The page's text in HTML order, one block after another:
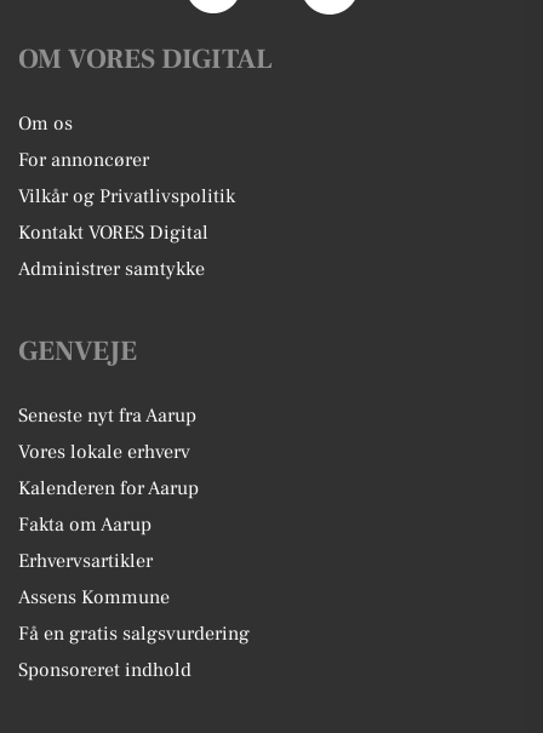
OM VORES DIGITAL
Om os
For annoncører
Vilkår og Privatlivspolitik
Kontakt VORES Digital
Administrer samtykke
GENVEJE
Seneste nyt fra Aarup
Vores lokale erhverv
Kalenderen for Aarup
Fakta om Aarup
Erhvervsartikler
Assens Kommune
Få en gratis salgsvurdering
Sponsoreret indhold